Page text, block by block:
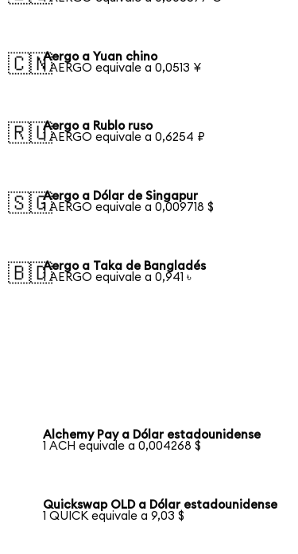
🇨🇳Aergo a Yuan chino
1 AERGO equivale a 0,0513 ¥
🇷🇺Aergo a Rublo ruso
1 AERGO equivale a 0,6254 ₽
🇸🇬Aergo a Dólar de Singapur
1 AERGO equivale a 0,009718 $
🇧🇩Aergo a Taka de Bangladés
1 AERGO equivale a 0,941 ৳
Alchemy Pay a Dólar estadounidense
1 ACH equivale a 0,004268 $
Quickswap OLD a Dólar estadounidense
1 QUICK equivale a 9,03 $